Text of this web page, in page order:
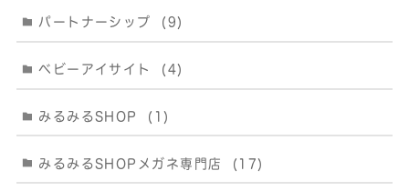
パートナーシップ (9)
ベビーアイサイト (4)
みるみるSHOP (1)
みるみるSHOPメガネ専門店 (17)